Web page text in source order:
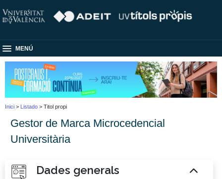
MENÚ
Inici > Listado > Titol propi
Gestor de Marca Microcedencial
Universitària
Dades generals